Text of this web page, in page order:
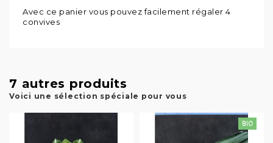
Avec ce panier vous pouvez facilement régaler 4
convives
7 autres produits
Voici une sélection spéciale pour vous